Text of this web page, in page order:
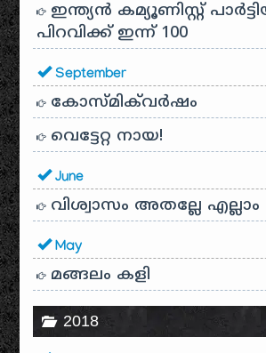
ഇന്ത്യൻ കമ്യൂണിസ്റ്റ്
പിറവിക്ക് ഇന്ന് 100
September
കോസ്മിക്‌വർഷം
വെട്ടേറ്റ നായ!
June
വിശ്വാസം അതല്ലേ എല്ലാം
May
മങ്ങലം കളി
2018